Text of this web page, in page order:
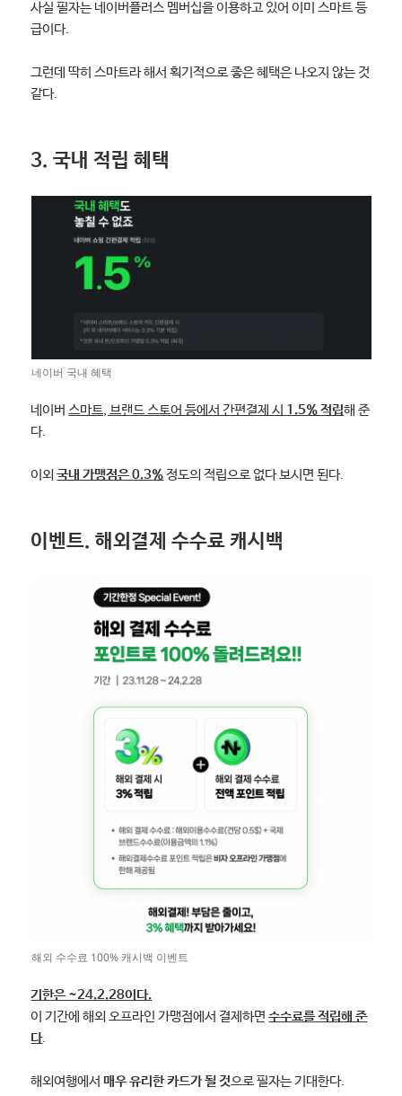
사실 필자는 네이버플러스 멤버십을 이용하고 있어 이미 스마트 등
급이다.
그런데 딱히 스마트라 해서 획기적으로 좋은 혜택은 나오지 않는 것
같다.
3. 국내 적립 혜택
네이버 국내 혜택
네이버스마트, 브랜드 스토어 등에서 간편결제 시 1.5% 적립해 준
다.
이외국내 가맹점은 0.3%정도의 적립으로 없다 보시면 된다.
이벤트. 해외결제 수수료 캐시백
해외 수수료 100% 캐시백 이벤트
기한은 ~24.2.28이다.
이 기간에 해외 오프라인 가맹점에서 결제하면수수료를 적립해 준
다.
해외여행에서 매우 유리한 카드가 될 것으로 필자는 기대한다.